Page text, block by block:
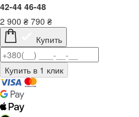
42-44 46-48
2 900 ₴ 790 ₴
Купить